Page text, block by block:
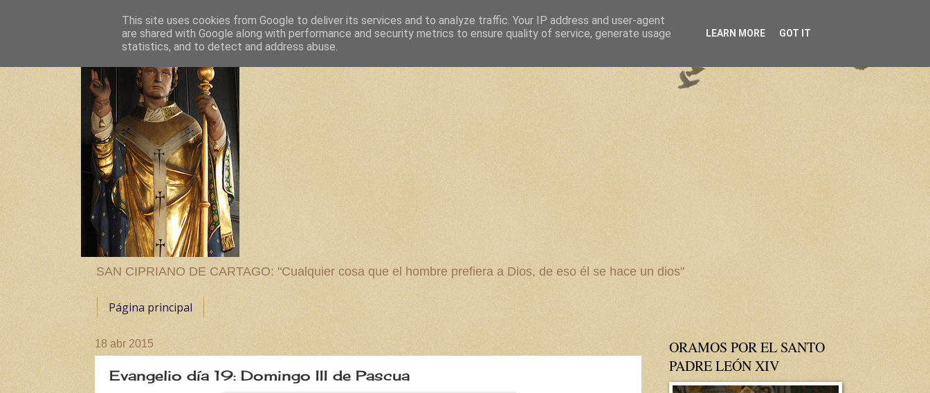
SAN CIPRIANO DE CARTAGO: "Cualquier cosa que el hombre prefiera a Dios, de eso él se hace un dios"
Página principal
18 abr 2015
Evangelio día 19: Domingo III de Pascua
ORAMOS POR EL SANTO
PADRE LEÓN XIV
This site uses cookies from Google to deliver its services and to analyze traffic. Your IP address and user-agent
are shared with Google along with performance and security metrics to ensure quality of service, generate usage
statistics, and to detect and address abuse.
LEARN MORE GOT IT